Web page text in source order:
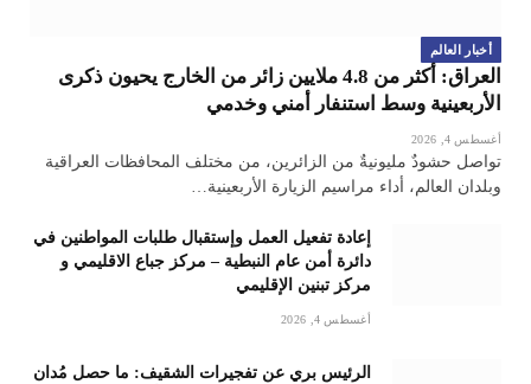
أخبار العالم
العراق: أكثر من 4.8 ملايين زائر من الخارج يحيون ذكرى
الأربعينية وسط استنفار أمني وخدمي
أغسطس 4, 2026
تواصل حشودٌ مليونيةٌ من الزائرين، من مختلف المحافظات العراقية
وبلدان العالم، أداء مراسيم الزيارة الأربعينية…
إعادة تفعيل العمل وإستقبال طلبات المواطنين في
دائرة أمن عام النبطية – مركز جباع الاقليمي و
مركز تبنين الإقليمي
أغسطس 4, 2026
الرئيس بري عن تفجيرات الشقيف: ما حصل مُدان